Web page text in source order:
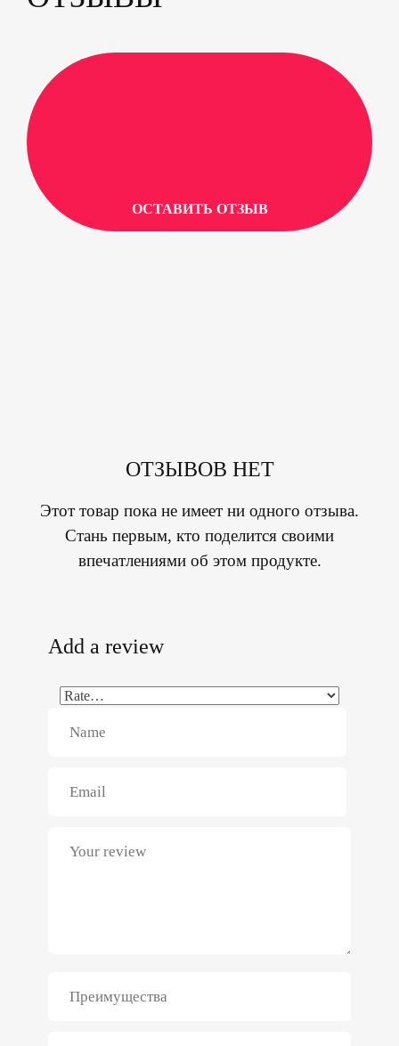
ОСТАВИТЬ ОТЗЫВ
ОТЗЫВОВ НЕТ
Этот товар пока не имеет ни одного отзыва.
Стань первым, кто поделится своими
впечатлениями об этом продукте.
Add a review